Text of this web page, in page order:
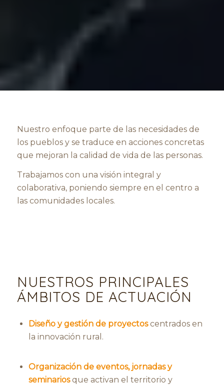
Nuestro enfoque parte de las necesidades de
los pueblos y se traduce en acciones concretas
que mejoran la calidad de vida de las personas.
Trabajamos con una visión integral y
colaborativa, poniendo siempre en el centro a
las comunidades locales.
NUESTROS PRINCIPALES
ÁMBITOS DE ACTUACIÓN
Diseño y gestión de proyectoscentrados en
la innovación rural.
Organización de eventos, jornadas y
seminariosque activan el territorio y